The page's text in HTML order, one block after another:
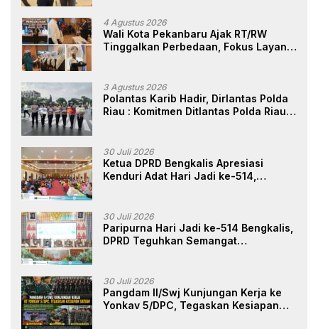
4 Agustus 2026
Wali Kota Pekanbaru Ajak RT/RW
Tinggalkan Perbedaan, Fokus Layani
3 Agustus 2026
Polantas Karib Hadir, Dirlantas Polda
Riau : Komitmen Ditlantas Polda Riau
Masyarakat
30 Juli 2026
Ketua DPRD Bengkalis Apresiasi
Kenduri Adat Hari Jadi ke-514,
30 Juli 2026
Paripurna Hari Jadi ke-514 Bengkalis,
DPRD Teguhkan Semangat
30 Juli 2026
Pangdam II/Swj Kunjungan Kerja ke
Yonkav 5/DPC, Tegaskan Kesiapan